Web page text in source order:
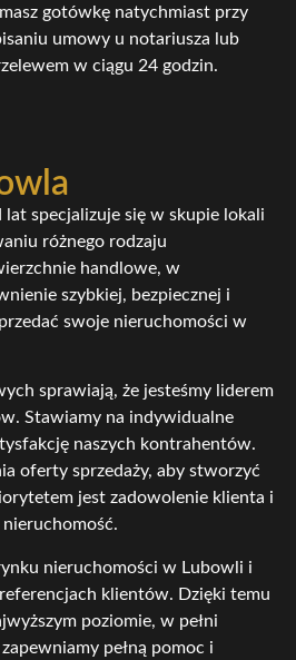
gotówkę natychmiast przy
umowy u notariusza lub
w ciągu 24 godzin.
specjalizuje się w skupie lokali
różnego rodzaju
handlowe, w
szybkiej, bezpiecznej i
swoje nieruchomości w
sprawiają, że jesteśmy liderem
Stawiamy na indywidualne
naszych kontrahentów.
oferty sprzedaży, aby stworzyć
jest zadowolenie klienta i
nieruchomości w Lubowli i
klientów. Dzięki temu
poziomie, w pełni
pełną pomoc i